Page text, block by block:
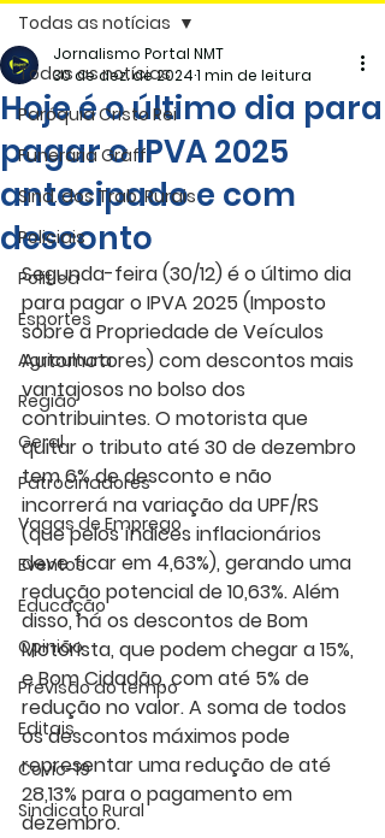
Todas as notícias
Paróquia Cristo Rei
Funerária Gräff
Sind. dos Trab. Rurais
Policiais
Politica
Esportes
Agricultura
Região
Geral
Patrocinadores
Vagas de Emprego
Eventos
Educação
Opinião
Previsão do tempo
Editais
Covic-19
Sindicato Rural
Todas as notícias
Hoje é o último dia para
pagar o IPVA 2025
antecipado e com
desconto
Jornalismo Portal NMT
30 de dez. de 20241 min de leitura
Segunda-feira (30/12) é o último dia
para pagar o IPVA 2025 (Imposto
sobre a Propriedade de Veículos
Automotores) com descontos mais
vantajosos no bolso dos
contribuintes. O motorista que
quitar o tributo até 30 de dezembro
tem 6% de desconto e não
incorrerá na variação da UPF/RS
(que pelos índices inflacionários
deve ficar em 4,63%), gerando uma
redução potencial de 10,63%. Além
disso, há os descontos de Bom
Motorista, que podem chegar a 15%,
e Bom Cidadão, com até 5% de
redução no valor. A soma de todos
os descontos máximos pode
representar uma redução de até
28,13% para o pagamento em
dezembro.